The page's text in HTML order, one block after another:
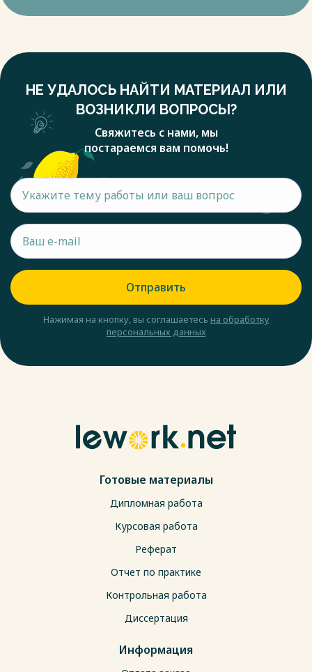
НЕ УДАЛОСЬ НАЙТИ МАТЕРИАЛ ИЛИ
ВОЗНИКЛИ ВОПРОСЫ?
Свяжитесь с нами, мы
постараемся вам помочь!
Отправить
Нажимая на кнопку, вы соглашаетесь на обработку
персональных данных
Готовые материалы
Дипломная работа
Курсовая работа
Реферат
Отчет по практике
Контрольная работа
Диссертация
Информация